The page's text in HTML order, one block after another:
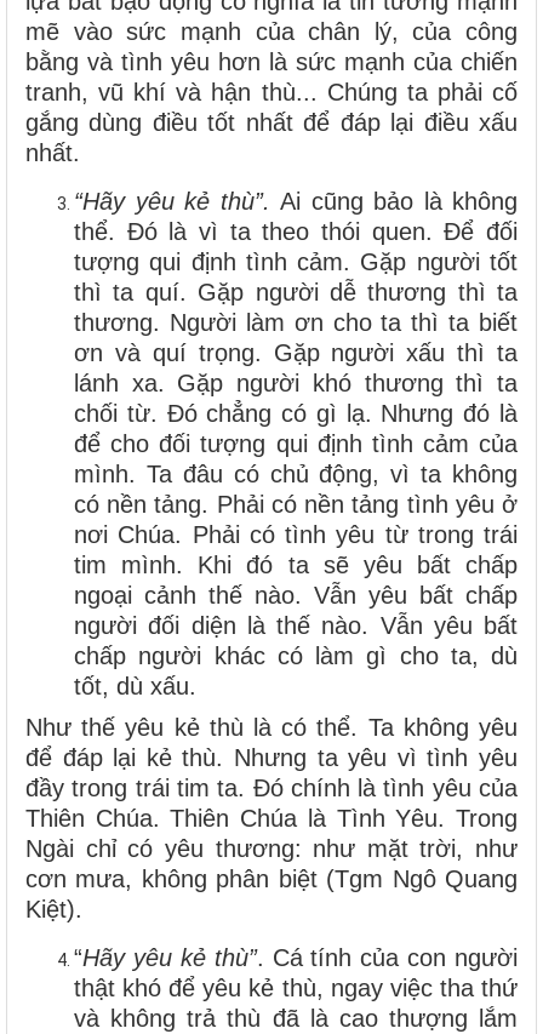
mẽ vào sức mạnh của chân lý, của công
bằng và tình yêu hơn là sức mạnh của chiến
tranh, vũ khí và hận thù... Chúng ta phải cố
gắng dùng điều tốt nhất để đáp lại điều xấu
nhất.
“Hãy yêu kẻ thù”. Ai cũng bảo là không
thể. Đó là vì ta theo thói quen. Để đối
tượng qui định tình cảm. Gặp người tốt
thì ta quí. Gặp người dễ thương thì ta
thương. Người làm ơn cho ta thì ta biết
ơn và quí trọng. Gặp người xấu thì ta
lánh xa. Gặp người khó thương thì ta
chối từ. Đó chẳng có gì lạ. Nhưng đó là
để cho đối tượng qui định tình cảm của
mình. Ta đâu có chủ động, vì ta không
có nền tảng. Phải có nền tảng tình yêu ở
nơi Chúa. Phải có tình yêu từ trong trái
tim mình. Khi đó ta sẽ yêu bất chấp
ngoại cảnh thế nào. Vẫn yêu bất chấp
người đối diện là thế nào. Vẫn yêu bất
chấp người khác có làm gì cho ta, dù
tốt, dù xấu.
Như thế yêu kẻ thù là có thể. Ta không yêu
để đáp lại kẻ thù. Nhưng ta yêu vì tình yêu
đầy trong trái tim ta. Đó chính là tình yêu của
Thiên Chúa. Thiên Chúa là Tình Yêu. Trong
Ngài chỉ có yêu thương: như mặt trời, như
cơn mưa, không phân biệt (Tgm Ngô Quang
Kiệt).
“Hãy yêu kẻ thù”. Cá tính của con người
thật khó để yêu kẻ thù, ngay việc tha thứ
và không trả thù đã là cao thượng lắm